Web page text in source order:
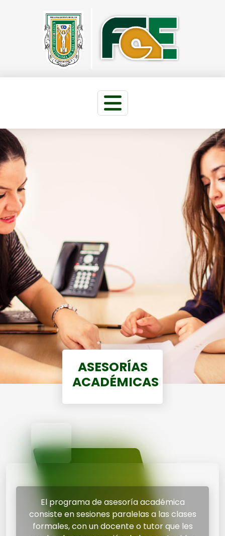
ASESORÍAS
ACADÉMICAS
El programa de asesoría académica
consiste en sesiones paralelas a las clases
formales, con un docente o tutor que les